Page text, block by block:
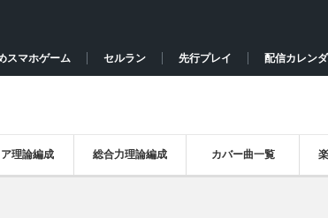
スマホゲーム セルラン 先行プレイ 配信カレン
理論編成 総合力理論編成 カバー曲一覧